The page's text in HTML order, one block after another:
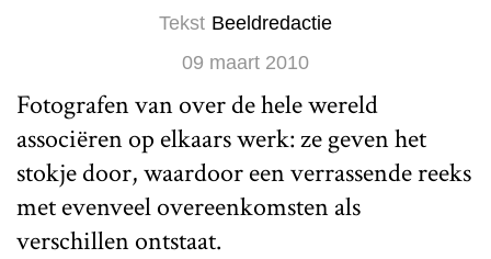
Tekst Beeldredactie
09 maart 2010
Fotografen van over de hele wereld
associëren op elkaars werk: ze geven het
stokje door, waardoor een verrassende reeks
met evenveel overeenkomsten als
verschillen ontstaat.